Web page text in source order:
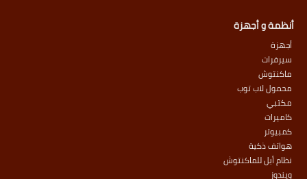
أنظمة و أجهزة
أجهزة
سيرفرات
ماكنتوش
محمول لاب توب
مكتبي
كاميرات
كمبيوتر
هواتف ذكية
نظام أبل للماكنتوش
ويندوز